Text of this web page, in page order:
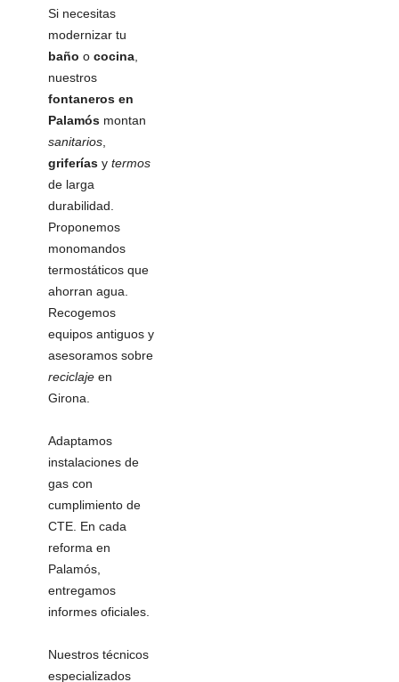
Si necesitas
modernizar tu
baño o cocina,
nuestros
fontaneros en
Palamós montan
sanitarios,
griferías y termos
de larga
durabilidad.
Proponemos
monomandos
termostáticos que
ahorran agua.
Recogemos
equipos antiguos y
asesoramos sobre
reciclaje en
Girona.
Adaptamos
instalaciones de
gas con
cumplimiento de
CTE. En cada
reforma en
Palamós,
entregamos
informes oficiales.
Nuestros técnicos
especializados